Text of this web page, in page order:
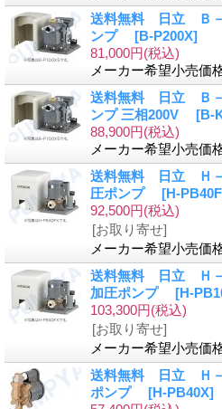
送料無料 日立 Ｂ
ンプ [B-P200X]
81,000円(税込)
メーカー希望小売価
送料無料 日立 Ｂ
ンプ 三相200V [B-
88,900円(税込)
メーカー希望小売価
送料無料 日立 Ｈ
圧ポンプ [H-
92,500円(税込)
[お取り寄せ]
メーカー希望小売価
送料無料 日立 Ｈ
加圧ポンプ [H-
103,300円(税込)
[お取り寄せ]
メーカー希望小売価
送料無料 日立 Ｈ
ポンプ [H-PB40X]